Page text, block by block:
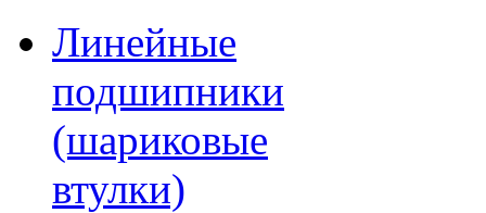
Линейные
подшипники
(шариковые
втулки)